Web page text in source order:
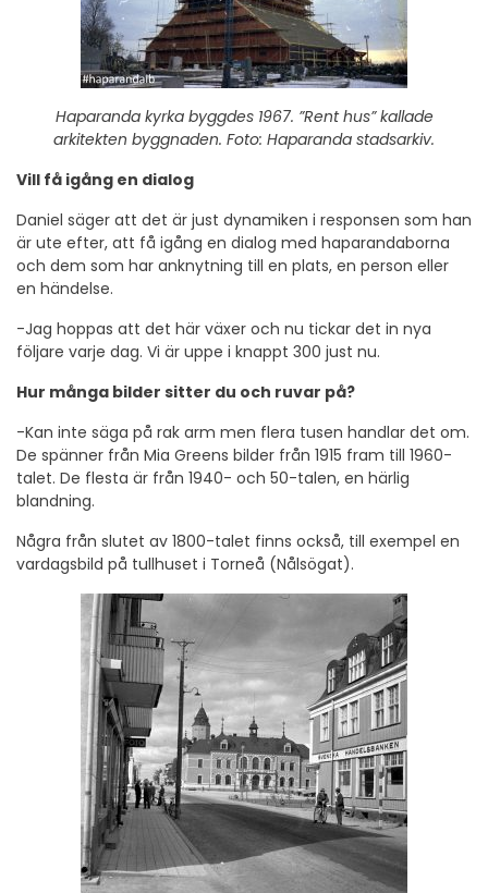
Haparanda kyrka byggdes 1967. ”Rent hus” kallade
arkitekten byggnaden. Foto: Haparanda stadsarkiv.
Vill få igång en dialog
Daniel säger att det är just dynamiken i responsen som han
är ute efter, att få igång en dialog med haparandaborna
och dem som har anknytning till en plats, en person eller
en händelse.
-Jag hoppas att det här växer och nu tickar det in nya
följare varje dag. Vi är uppe i knappt 300 just nu.
Hur många bilder sitter du och ruvar på?
-Kan inte säga på rak arm men flera tusen handlar det om.
De spänner från Mia Greens bilder från 1915 fram till 1960-
talet. De flesta är från 1940- och 50-talen, en härlig
blandning.
Några från slutet av 1800-talet finns också, till exempel en
vardagsbild på tullhuset i Torneå (Nålsögat).